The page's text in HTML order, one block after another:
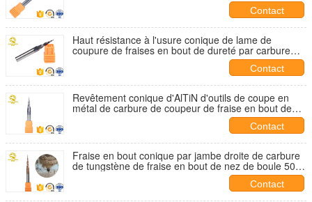
Contact
Haut résistance à l'usure conique de lame de
coupure de fraises en bout de dureté par carbure
Contact
Revêtement conique d'AlTiN d'outils de coupe en
métal de carbure de coupeur de fraise en bout de
Contact
Fraise en bout conique par jambe droite de carbure
de tungstène de fraise en bout de nez de boule 50
Contact